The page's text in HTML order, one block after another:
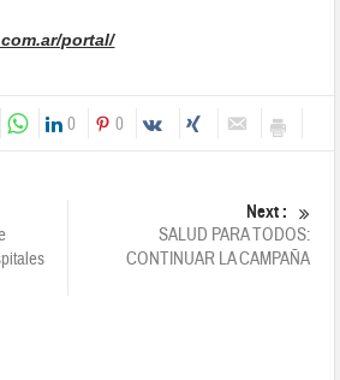
portal/
0 0
Next :
SALUD PARA TODOS:
CONTINUAR LA CAMPAÑA